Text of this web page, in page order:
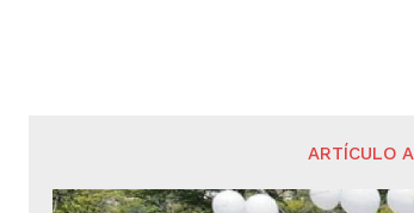
ARTÍCULO